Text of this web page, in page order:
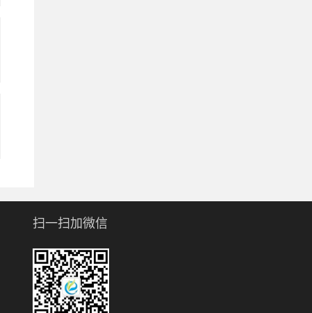
扫一扫加微信